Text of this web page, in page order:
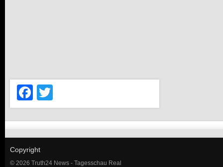
Facebook
Copyright
© 2026 Truth24 News - Tagesschau Real